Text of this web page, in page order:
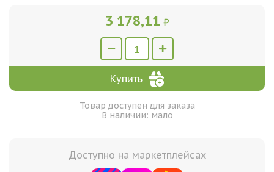
3 178,11 ₽
Купить
Товар доступен для заказа
В наличии: мало
Доступно на маркетплейсах